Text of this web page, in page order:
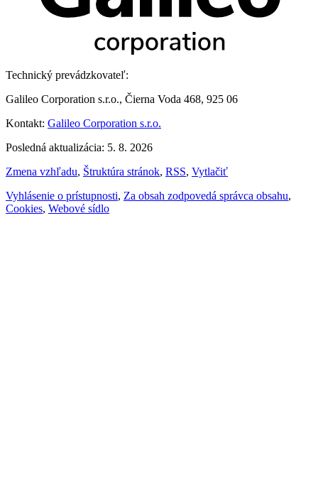
Technický prevádzkovateľ:
Galileo Corporation s.r.o., Čierna Voda 468, 925 06
Kontakt: Galileo Corporation s.r.o.
Posledná aktualizácia: 5. 8. 2026
Zmena vzhľadu, Štruktúra stránok, RSS, Vytlačiť
Vyhlásenie o prístupnosti, Za obsah zodpovedá správca obsahu,
Cookies, Webové sídlo